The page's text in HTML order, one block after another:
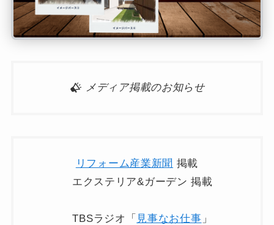
メディア掲載のお知らせ
リフォーム産業新聞 掲載
エクステリア&ガーデン 掲載
TBSラジオ「 見事なお仕事 」